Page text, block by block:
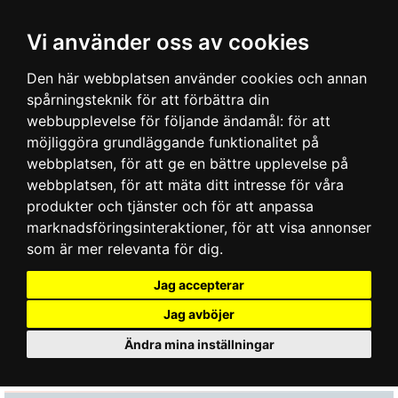
Vi använder oss av cookies
Den här webbplatsen använder cookies och annan
spårningsteknik för att förbättra din
webbupplevelse för följande ändamål: för att
möjliggöra grundläggande funktionalitet på
webbplatsen, för att ge en bättre upplevelse på
webbplatsen, för att mäta ditt intresse för våra
produkter och tjänster och för att anpassa
marknadsföringsinteraktioner, för att visa annonser
som är mer relevanta för dig.
Jag accepterar
Jag avböjer
Ändra mina inställningar